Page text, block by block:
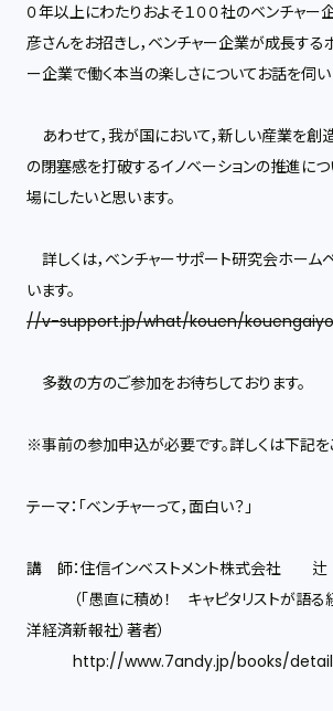
０年以上にわたりおよそ１００社のベンチャー
彦さんをお招きし，ベンチャー企業が成長する
ー企業で働く本当の楽しさについてお話を伺い
あわせて，我が国において，新しい産業を創
の閉塞感を打破するイノベーションの推進につ
場にしたいと思います。
詳しくは，ベンチャーサポート研究会ホーム
います。
//v-support.jp/what/kouen/
多数の方のご参加をお待ちしております。
※事前の参加申込が必要です。詳しくは下記を
テーマ：「ベンチャーって，面白い？」
講 師：住信インベストメント株式会社
（「愚直に積め！ キャピタリストが語る経
洋経済新報社）著者）
http://www.7andy.jp/books/